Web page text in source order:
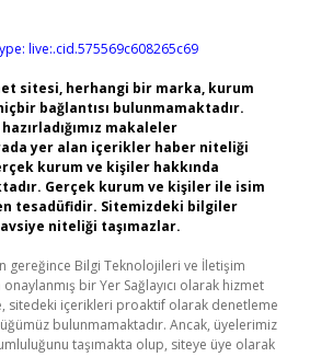
live:.cid.575569c608265c69
sitesi, herhangi bir marka, kurum
bağlantısı bulunmamaktadır.
makaleler
yer alan içerikler haber niteliği
kurum ve kişiler hakkında
Gerçek kurum ve kişiler ile isim
tesadüfidir. Sitemizdeki bilgiler
niteliği taşımazlar.
gereğince Bilgi Teknolojileri ve İletişim
bir Yer Sağlayıcı olarak hizmet
sitedeki içerikleri proaktif olarak denetleme
bulunmamaktadır. Ancak, üyelerimiz
taşımakta olup, siteye üye olarak